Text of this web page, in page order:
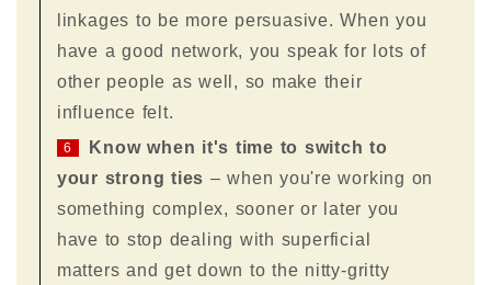
linkages to be more persuasive. When you
have a good network, you speak for lots of
other people as well, so make their
influence felt.
6
Know when it's time to switch to
your strong ties – when you're working on
something complex, sooner or later you
have to stop dealing with superficial
matters and get down to the nitty-gritty